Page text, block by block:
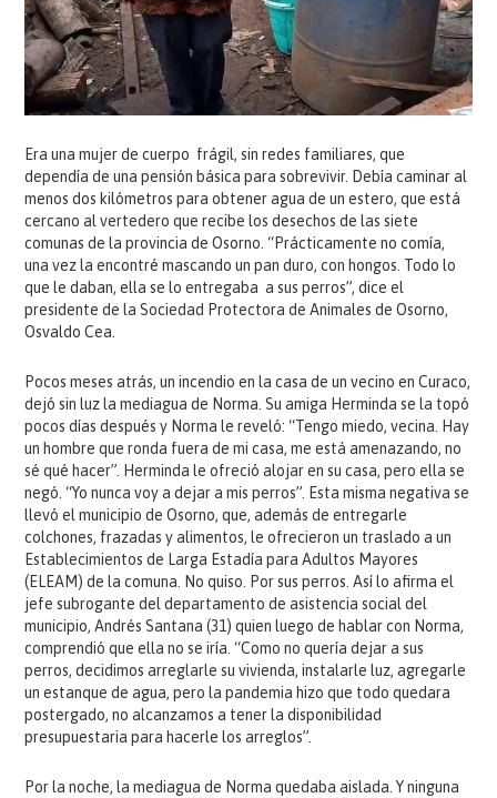
Era una mujer de cuerpo frágil, sin redes familiares, que
dependía de una pensión básica para sobrevivir. Debía caminar al
menos dos kilómetros para obtener agua de un estero, que está
cercano al vertedero que recibe los desechos de las siete
comunas de la provincia de Osorno. “Prácticamente no comía,
una vez la encontré mascando un pan duro, con hongos. Todo lo
que le daban, ella se lo entregaba a sus perros”, dice el
presidente de la Sociedad Protectora de Animales de Osorno,
Osvaldo Cea.
Pocos meses atrás, un incendio en la casa de un vecino en Curaco,
dejó sin luz la mediagua de Norma. Su amiga Herminda se la topó
pocos días después y Norma le reveló: “Tengo miedo, vecina. Hay
un hombre que ronda fuera de mi casa, me está amenazando, no
sé qué hacer”. Herminda le ofreció alojar en su casa, pero ella se
negó. “Yo nunca voy a dejar a mis perros”. Esta misma negativa se
llevó el municipio de Osorno, que, además de entregarle
colchones, frazadas y alimentos, le ofrecieron un traslado a un
Establecimientos de Larga Estadía para Adultos Mayores
(ELEAM) de la comuna. No quiso. Por sus perros. Así lo afirma el
jefe subrogante del departamento de asistencia social del
municipio, Andrés Santana (31) quien luego de hablar con Norma,
comprendió que ella no se iría. “Como no quería dejar a sus
perros, decidimos arreglarle su vivienda, instalarle luz, agregarle
un estanque de agua, pero la pandemia hizo que todo quedara
postergado, no alcanzamos a tener la disponibilidad
presupuestaria para hacerle los arreglos”.
Por la noche, la mediagua de Norma quedaba aislada. Y ninguna